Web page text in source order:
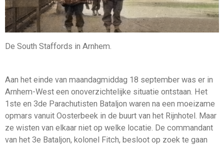
De South Staffords in Arnhem.
Aan het einde van maandagmiddag 18 september was er in
Arnhem-West een onoverzichtelijke situatie ontstaan. Het
1ste en 3de Parachutisten Bataljon waren na een moeizame
opmars vanuit Oosterbeek in de buurt van het Rijnhotel. Maar
ze wisten van elkaar niet op welke locatie. De commandant
van het 3e Bataljon, kolonel Fitch, besloot op zoek te gaan